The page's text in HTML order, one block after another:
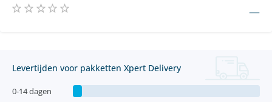
—
Levertijden voor pakketten Xpert Delivery
0-14 dagen